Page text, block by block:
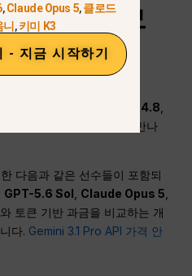
다양한 모
클로드 오퍼스 4.8
은 것들 — 한곳에서 모두 만나
다음과 같은 선수들이 포함되
GPT-5.6 Sol , Claude Opus 5,
토큰 기반 과금을 비교하는 개
다. Gemini 3.1 Pro API 가격 안
,Claude Opus 5,클로드
니,키미 K3
- 지금 시작하기